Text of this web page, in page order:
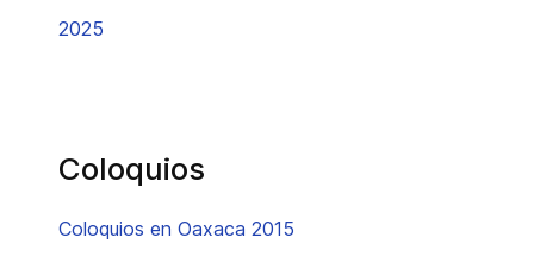
2025
Coloquios
Coloquios en Oaxaca 2015